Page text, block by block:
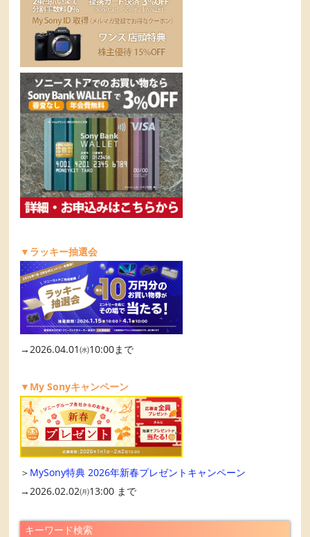
▼ラッキー抽選会
→2026.04.01㈬10:00まで
▼My Sonyキャンペーン
＞ MySony特典 2026年新春プレゼントキャンペーン
→2026.02.02㈪13:00 まで
キーワード検索